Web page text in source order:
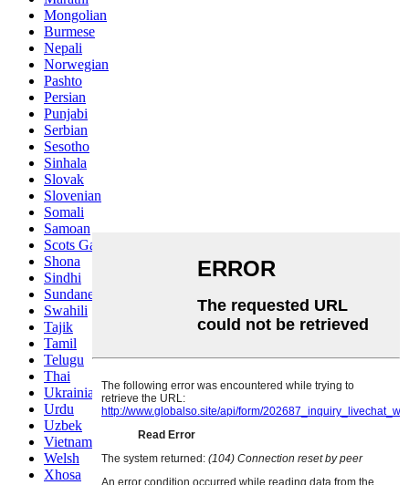
Mongolian
Burmese
Nepali
Norwegian
Pashto
Persian
Punjabi
Serbian
Sesotho
Sinhala
Slovak
Slovenian
Somali
Samoan
Scots Gaelic
Shona
Sindhi
Sundanese
Swahili
Tajik
Tamil
Telugu
Thai
Ukrainian
Urdu
Uzbek
Vietnamese
Welsh
Xhosa